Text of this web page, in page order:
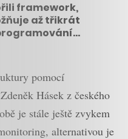
framework,
až třikrát
pomocí
Hásek z českého
je stále ještě zvykem
alternativou je